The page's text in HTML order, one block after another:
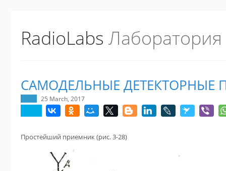
RadioLabs
САМОДЕЛЬНЫЕ ДЕТЕКТОРНЫЕ
25 March, 2017
Простейший приемник (рис. 3-28)